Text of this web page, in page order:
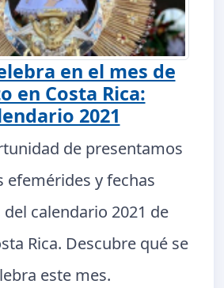
en el mes de
en Costa Rica:
2021
de presentamos
efemérides y fechas
del calendario 2021 de
Rica. Descubre qué se
este mes.